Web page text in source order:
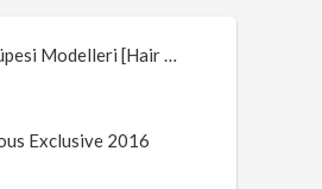
Modelleri [Hair …
Exclusive 2016